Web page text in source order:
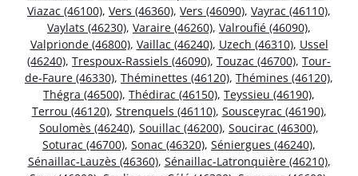
Viazac (46100), Vers (46360), Vers (46090), Vayrac (46110),
Vaylats (46230), Varaire (46260), Valroufié (46090),
Valprionde (46800), Vaillac (46240), Uzech (46310), Ussel
(46240), Trespoux-Rassiels (46090), Touzac (46700), Tour-
de-Faure (46330), Théminettes (46120), Thémines (46120),
Thégra (46500), Thédirac (46150), Teyssieu (46190),
Terrou (46120), Strenquels (46110), Sousceyrac (46190),
Soulomès (46240), Souillac (46200), Soucirac (46300),
Soturac (46700), Sonac (46320), Séniergues (46240),
Sénaillac-Lauzès (46360), Sénaillac-Latronquière (46210),